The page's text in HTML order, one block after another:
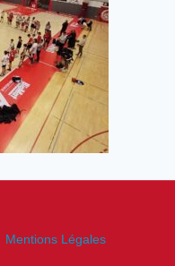
Mentions Légales